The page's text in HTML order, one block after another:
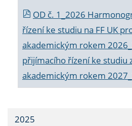
OD č. 1_2026
řízení ke studiu na FF UK
akademickým rokem
přijímacího řízení ke studiu
akademickým rokem
2025